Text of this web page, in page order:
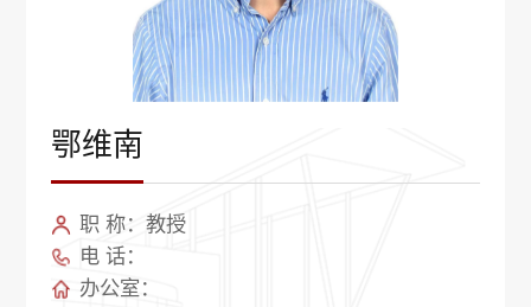
鄂维南
职 称：教授
电 话：
办公室：